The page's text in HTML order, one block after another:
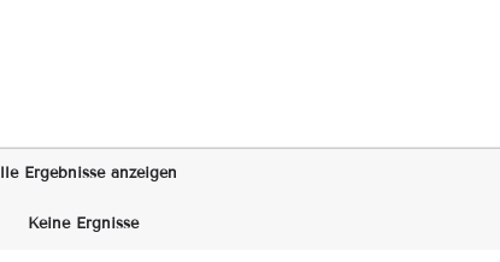
Ergebnisse anzeigen
Keine Ergnisse